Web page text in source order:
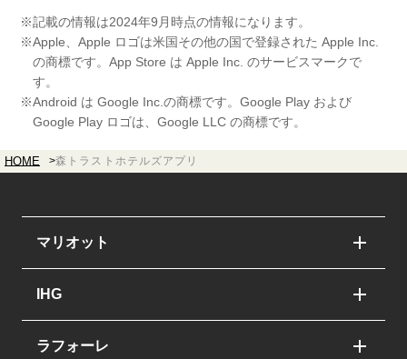
※記載の情報は2024年9月時点の情報になります。
※Apple、Apple ロゴは米国その他の国で登録された Apple Inc.
の商標です。App Store は Apple Inc. のサービスマークで
す。
※Android は Google Inc.の商標です。Google Play および
Google Play ロゴは、Google LLC の商標です。
HOME 森トラストホテルズアプリ
マリオット
翠嵐 ラグジュアリーコレクションホテル 京都
IHG
ホテルインディゴ長崎グラバーストリート
ラフォーレ